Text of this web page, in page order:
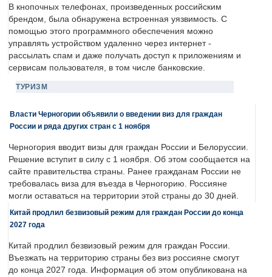
В кнопочных телефонах, произведенных российским
брендом, была обнаружена встроенная уязвимость. С
помощью этого программного обеспечения можно
управлять устройством удаленно через интернет -
рассылать спам и даже получать доступ к приложениям и
сервисам пользователя, в том числе банковские.
ТУРИЗМ
Власти Черногории объявили о введении виз для граждан
России и ряда других стран с 1 ноября
Черногория вводит визы для граждан России и Белоруссии.
Решение вступит в силу с 1 ноября. Об этом сообщается на
сайте правительства страны. Ранее гражданам России не
требовалась виза для въезда в Черногорию. Россияне
могли оставаться на территории этой страны до 30 дней.
Китай продлил безвизовый режим для граждан России до конца
2027 года
Китай продлил безвизовый режим для граждан России.
Въезжать на территорию страны без виз россияне смогут
до конца 2027 года. Информация об этом опубликована на